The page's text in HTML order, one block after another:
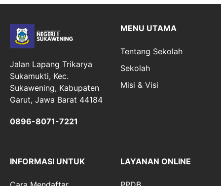
Jalan Lapang Trikarya
Sukamukti, Kec.
Sukawening, Kabupaten
Garut, Jawa Barat 44184
0896-8071-7221
MENU UTAMA
Tentang Sekolah
Sekolah
Misi & Visi
INFORMASI UNTUK LAYANAN ONLINE